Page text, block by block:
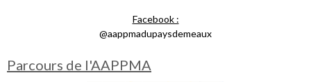
Facebook :
@aappmadupaysdemeaux
Parcours de l'AAPPMA